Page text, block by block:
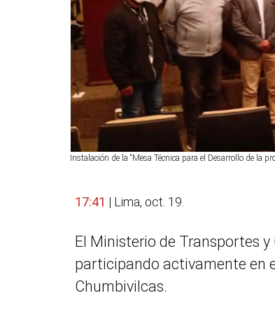
Instalación de la “Mesa Técnica para el Desarrollo de la
17:41 | Lima, oct. 19.
El Ministerio de Transportes
participando activamente en
Chumbivilcas.